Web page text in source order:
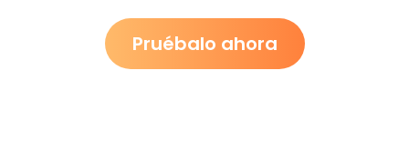
Pruébalo ahora